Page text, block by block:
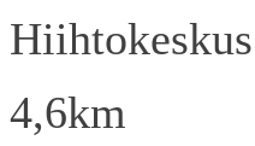
4,6km